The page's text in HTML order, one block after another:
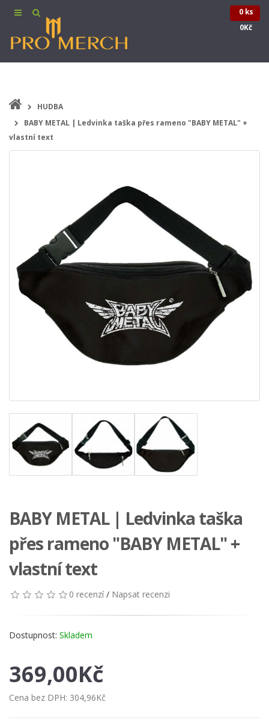
0 ks
0Kč
HUDBA
BABY METAL | Ledvinka taška přes rameno "BABY METAL" +
vlastní text
BABY METAL | Ledvinka taška
přes rameno "BABY METAL" +
vlastní text
0 recenzí / Napsat recenzi
Dostupnost: Skladem
369,00Kč
Cena bez DPH: 304,96Kč